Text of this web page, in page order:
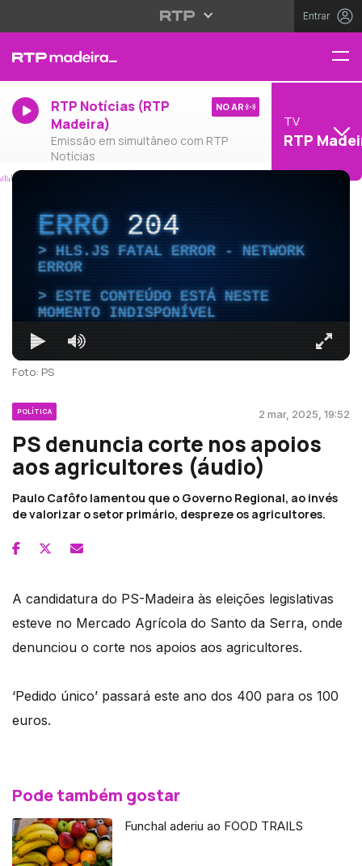
Entrar
RTP Notícias (RTP
Madeira)
Emissão em simultâneo com RTP
Notícias
NO AR
TV
RTP
ERRO204
HLS.JS FATAL ERROR - NETWORK
ERROR
ESTE CONTEÚDO ESTÁ NESTE
MOMENTO INDISPONÍVEL
Foto: PS
POLÍTICA 2 mar, 2025, 19:52
PS denuncia corte nos apoios
aos agricultores (áudio)
Paulo Cafôfo lamentou que o Governo Regional, ao invés
de valorizar o setor primário, despreze os agricultores.
A candidatura do PS-Madeira às eleições legislativas
esteve no Mercado Agrícola do Santo da Serra, onde
denunciou o corte nos apoios aos agricultores.
‘Pedido único’ passará este ano dos 400 para os 100
euros.
Pode também gostar
Funchal aderiu ao FOOD TRAILS